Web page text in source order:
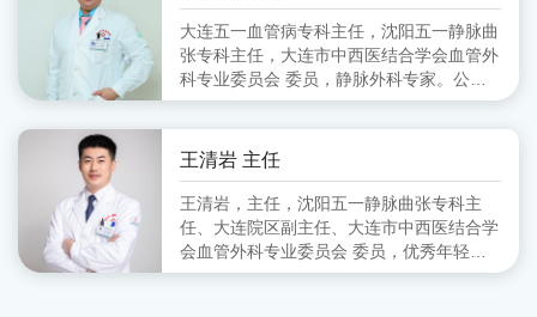
大连五一血管病专科主任，沈阳五一静脉曲
张专科主任，大连市中西医结合学会血管外
科专业委员会 委员，静脉外科专家。公立
医院从事血管外科工作十余年，擅长对下肢
静脉曲张的超声定位引导下的微创治疗。
王清岩 主任
王清岩，主任，沈阳五一静脉曲张专科主
任、大连院区副主任、大连市中西医结合学
会血管外科专业委员会 委员，优秀年轻静
脉外科专家。毕业于山东第一医科大学，三